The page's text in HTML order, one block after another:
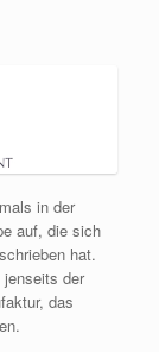
in der
auf, die sich
hat.
jenseits der
das